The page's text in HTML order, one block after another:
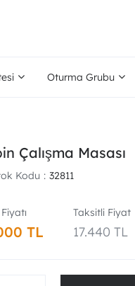
Oturma Grubu
Çalışma Masası
Kodu 32811
TL
Taksitli Fiyat
17.440 TL